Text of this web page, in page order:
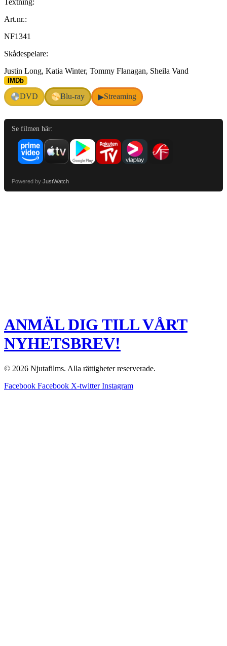
Art.nr.:
NF1341
Skådespelare:
Justin Long, Katia Winter, Tommy Flanagan, Sheila Vand
IMDb
DVD Blu-ray ▶Streaming
Se filmen här:
Powered by JustWatch
ANMÄL DIG TILL VÅRT
NYHETSBREV!
© 2026 Njutafilms. Alla rättigheter reserverade.
Facebook Facebook X-twitter Instagram